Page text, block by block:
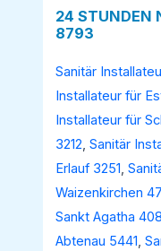
24 STUNDEN
8793
Sanitär
Installateur für
Installateur für
3212,Sanitär
Erlauf 3251,
Waizenkirchen
Sankt Agatha
Abtenau 5441,